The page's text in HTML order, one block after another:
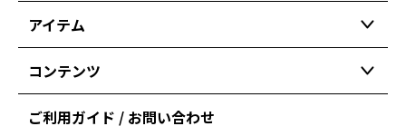
アイテム
コンテンツ
ご利用ガイド / お問い合わせ